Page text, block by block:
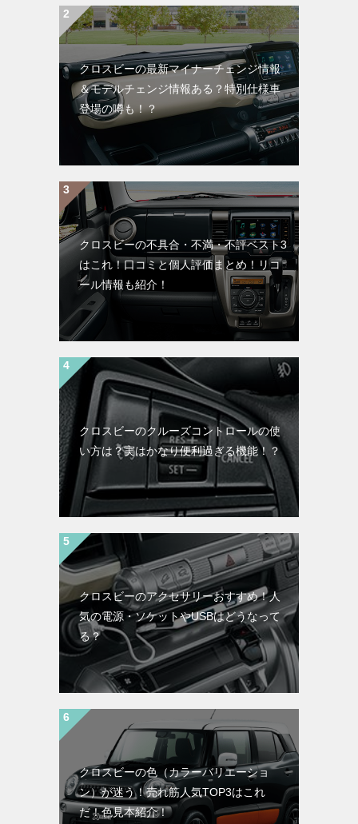
クロスビーの最新マイナーチェンジ情報
＆モデルチェンジ情報ある？特別仕様車
登場の噂も！？
クロスビーの不具合・不満・不評ベスト3
はこれ！口コミと個人評価まとめ！リコ
ール情報も紹介！
クロスビーのクルーズコントロールの使
い方は？実はかなり便利過ぎる機能！？
クロスビーのアクセサリーおすすめ！人
気の電源・ソケットやUSBはどうなって
る？
クロスビーの色（カラーバリエーショ
ン）が迷う！売れ筋人気TOP3はこれ
だ！色見本紹介！